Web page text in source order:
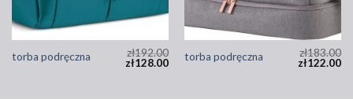
torba podręczna zł192.00
zł128.00 torba podręczna zł183.00
zł122.00